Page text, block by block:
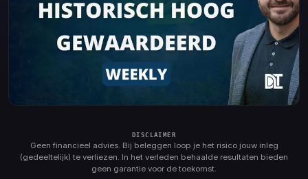
Geen financieel advies. Bij beleggen loop je het risico jouw inleg
(gedeeltelijk) te verliezen. In het verleden behaalde resultaten bieden
geen garantie voor de toekomst.